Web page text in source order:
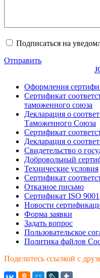
Подписаться на
Отправить
Оформления
Сертификат
таможенного союза
Декларация о
Таможенного Союза
Сертификат
Декларация о
Свидетельство о
Добровольный
Технические условия
Сертификат
Отказное письмо
Сертификат ISO 9001
Новости
Форма заявки
Задать вопрос
Пользовательское
Политика файлов
Поделитесь ссылкой с